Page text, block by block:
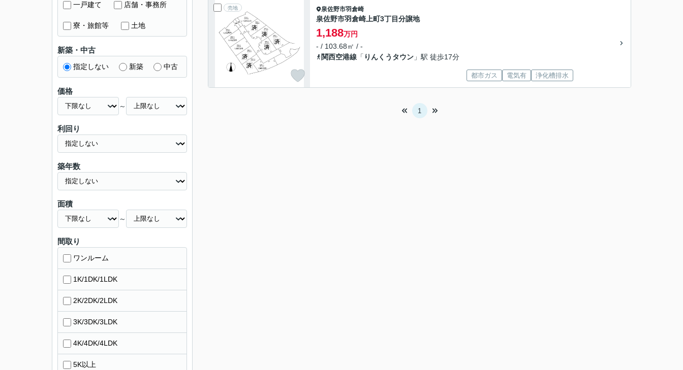
売地 泉佐野市羽倉崎
泉佐野市羽倉崎上町3丁目分譲地
1,188万円
- / 103.68㎡ / -
関西空港線 「 りんくうタウン 」駅 徒歩17分
都市ガス 電気有 浄化槽排水
1
一戸建て 店舗・事務所
寮・旅館等 土地
新築・中古
指定しない 新築 中古
価格
～
利回り
築年数
面積
～
間取り
ワンルーム
1K/1DK/1LDK
2K/2DK/2LDK
3K/3DK/3LDK
4K/4DK/4LDK
5K以上